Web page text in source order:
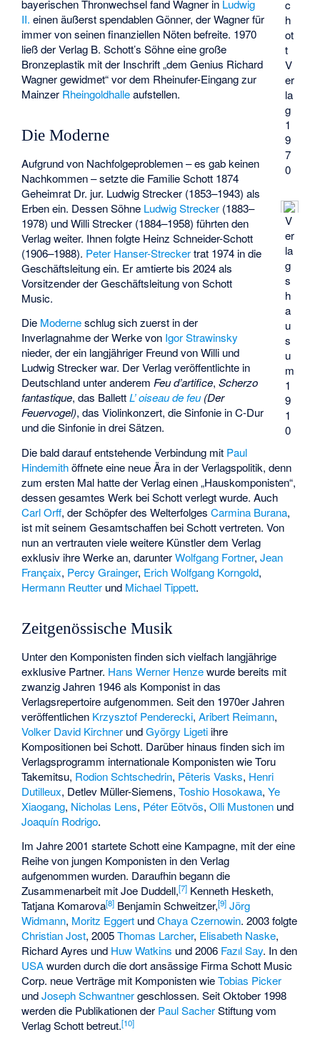
c
h
ot
t
V
er
la
g
1
9
7
0
bayerischen Thronwechsel fand Wagner in Ludwig
II. einen äußerst spendablen Gönner, der Wagner für
immer von seinen finanziellen Nöten befreite. 1970
ließ der Verlag B. Schott’s Söhne eine große
Bronzeplastik mit der Inschrift „dem Genius Richard
Wagner gewidmet“ vor dem Rheinufer-Eingang zur
Mainzer Rheingoldhalleaufstellen.
Die Moderne
V
er
la
g
s
h
a
u
s
u
m
1
9
1
0
Aufgrund von Nachfolgeproblemen – es gab keinen
Nachkommen – setzte die Familie Schott 1874
Geheimrat Dr. jur. Ludwig Strecker (1853–1943) als
Erben ein. Dessen Söhne Ludwig Strecker (1883–
1978) und Willi Strecker (1884–1958) führten den
Verlag weiter. Ihnen folgte Heinz Schneider-Schott
(1906–1988). Peter Hanser-Streckertrat 1974 in die
Geschäftsleitung ein. Er amtierte bis 2024 als
Vorsitzender der Geschäftsleitung von Schott
Music.
Die Moderneschlug sich zuerst in der
Inverlagnahme der Werke von Igor Strawinsky
nieder, der ein langjähriger Freund von Willi und
Ludwig Strecker war. Der Verlag veröffentlichte in
Deutschland unter anderemFeu d’artifice,Scherzo
fantastique, das BallettL’ oiseau de feu(Der
Feuervogel), das Violinkonzert, die Sinfonie in C-Dur
und die Sinfonie in drei Sätzen.
Die bald darauf entstehende Verbindung mit Paul
Hindemithöffnete eine neue Ära in der Verlagspolitik, denn
zum ersten Mal hatte der Verlag einen „Hauskomponisten“,
dessen gesamtes Werk bei Schott verlegt wurde. Auch
Carl Orff, der Schöpfer des WelterfolgesCarmina Burana,
ist mit seinem Gesamtschaffen bei Schott vertreten. Von
nun an vertrauten viele weitere Künstler dem Verlag
exklusiv ihre Werke an, darunterWolfgang Fortner,Jean
Françaix, Percy Grainger, Erich Wolfgang Korngold,
Hermann Reutter und Michael Tippett.
Zeitgenössische Musik
Unter den Komponisten finden sich vielfach langjährige
exklusive Partner. Hans Werner Henzewurde bereits mit
zwanzig Jahren 1946 als Komponist in das
Verlagsrepertoire aufgenommen. Seit den 1970er Jahren
veröffentlichen Krzysztof Penderecki,Aribert Reimann,
Volker David Kirchner undGyörgy Ligeti ihre
Kompositionen bei Schott. Darüber hinaus finden sich im
Verlagsprogramm internationale Komponisten wieToru
Takemitsu, Rodion Schtschedrin, Pēteris Vasks, Henri
Dutilleux, Detlev Müller-Siemens,Toshio Hosokawa,Ye
Xiaogang, Nicholas Lens, Péter Eötvös,Olli Mustonen und
Joaquín Rodrigo.
Im Jahre 2001 startete Schott eine Kampagne, mit der eine
Reihe von jungen Komponisten in den Verlag
aufgenommen wurden. Daraufhin begann die
Zusammenarbeit mitJoe Duddell,[7] Kenneth Hesketh,
Tatjana Komarova[8] Benjamin Schweitzer,[9] Jörg
Widmann, Moritz Eggert undChaya Czernowin. 2003 folgte
Christian Jost, 2005Thomas Larcher, Elisabeth Naske,
Richard Ayres und Huw Watkins und 2006 Fazıl Say. In den
USAwurden durch die dort ansässige Firma Schott Music
Corp. neue Verträge mit Komponisten wieTobias Picker
undJoseph Schwantnergeschlossen. Seit Oktober 1998
werden die Publikationen der Paul SacherStiftung vom
Verlag Schott betreut.[10]